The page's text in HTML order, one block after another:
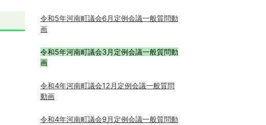
令和5年河南町議会6月定例会議一般質問動
画
令和5年河南町議会3月定例会議一般質問動
画
令和4年河南町議会12月定例会議一般質問
動画
令和4年河南町議会9月定例会議一般質問動